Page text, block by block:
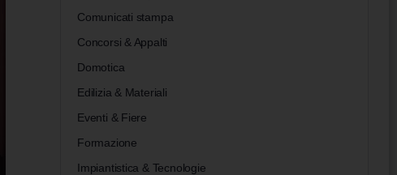
Comunicati stampa
Concorsi & Appalti
Domotica
Edilizia & Materiali
Eventi & Fiere
Formazione
Impiantistica & Tecnologie